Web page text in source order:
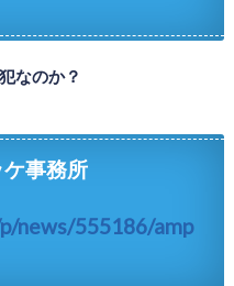
なのか？
事務所
news/555186/amp